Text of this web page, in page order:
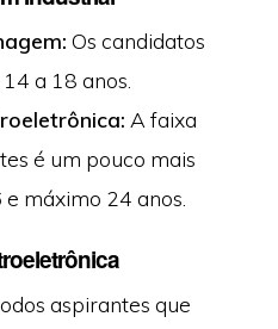
Os candidatos
a 18 anos.
A faixa
é um pouco mais
máximo 24 anos.
aspirantes que